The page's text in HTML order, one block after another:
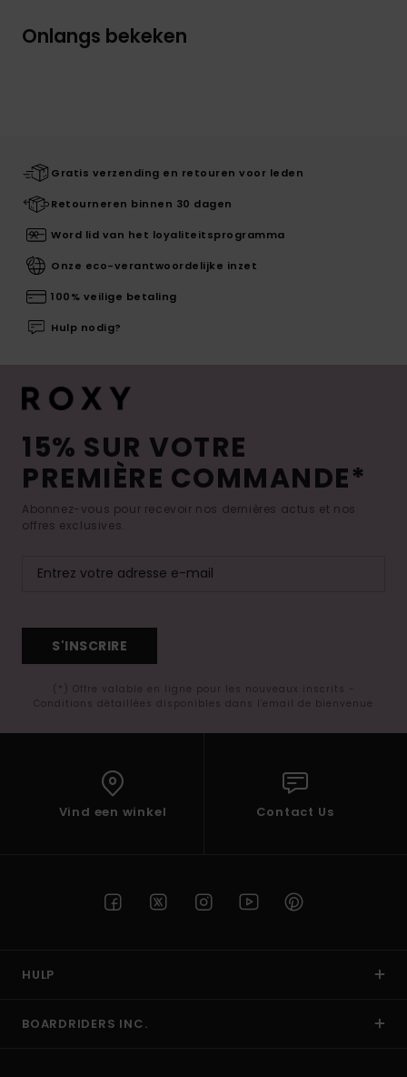
Onlangs bekeken
Gratis verzending en retouren voor leden
Retourneren binnen 30 dagen
Word lid van het loyaliteitsprogramma
Onze eco-verantwoordelijke inzet
100% veilige betaling
Hulp nodig?
15% SUR VOTRE
PREMIÈRE COMMANDE*
Abonnez-vous pour recevoir nos dernières actus et nos
offres exclusives.
S'INSCRIRE
(*) Offre valable en ligne pour les nouveaux inscrits -
Conditions détaillées disponibles dans l'email de bienvenue
Vind een winkel Contact Us
HULP
BOARDRIDERS INC.